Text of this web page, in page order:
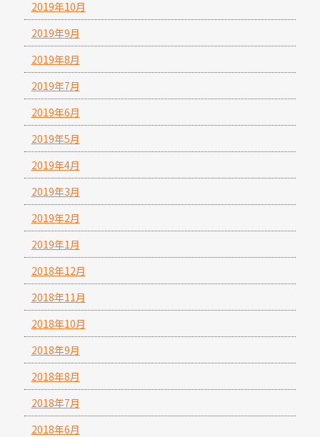
2019年10月
2019年9月
2019年8月
2019年7月
2019年6月
2019年5月
2019年4月
2019年3月
2019年2月
2019年1月
2018年12月
2018年11月
2018年10月
2018年9月
2018年8月
2018年7月
2018年6月